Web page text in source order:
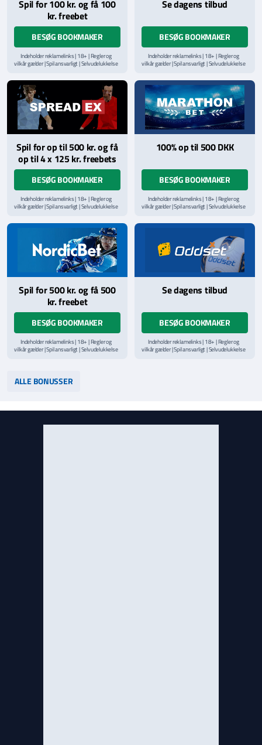
Spil for 100 kr. og få 100
kr. freebet
BESØG BOOKMAKER
Indeholder reklamelinks | 18+ | Regler og
vilkår gælder | Spil ansvarligt | Selvudelukkelse
hjælpelinje påStopSpillet.dk
Se dagens tilbud
BESØG BOOKMAKER
Indeholder reklamelinks | 18+ | Regler og
vilkår gælder | Spil ansvarligt | Selvudelukkelse
hjælpelinje påStopSpillet.dk
Læs vilkår og betingelserher
Spil for op til 500 kr. og få
op til 4 x 125 kr. freebets
BESØG BOOKMAKER
Indeholder reklamelinks | 18+ | Regler og
vilkår gælder | Spil ansvarligt | Selvudelukkelse
hjælpelinje påStopSpillet.dk
Læs vilkår og betingelserher
100% op til 500 DKK
BESØG BOOKMAKER
Indeholder reklamelinks | 18+ | Regler og
vilkår gælder | Spil ansvarligt | Selvudelukkelse
hjælpelinje påStopSpillet.dk
Spil for 500 kr. og få 500
kr. freebet
BESØG BOOKMAKER
Indeholder reklamelinks | 18+ | Regler og
vilkår gælder | Spil ansvarligt | Selvudelukkelse
Se dagens tilbud
BESØG BOOKMAKER
Indeholder reklamelinks | 18+ | Regler og
vilkår gælder | Spil ansvarligt | Selvudelukkelse
ALLE BONUSSER